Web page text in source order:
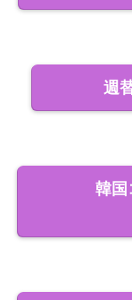
週
韓国